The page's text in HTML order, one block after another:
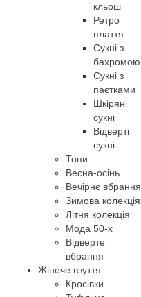
кльош
Ретро
плаття
Сукні з
бахромою
Сукні з
паєтками
Шкіряні
сукні
Відверті
сукні
Топи
Весна-осінь
Вечірнє вбрання
Зимова колекція
Літня колекція
Мода 50-х
Відверте
вбрання
Жіноче взуття
Кросівки